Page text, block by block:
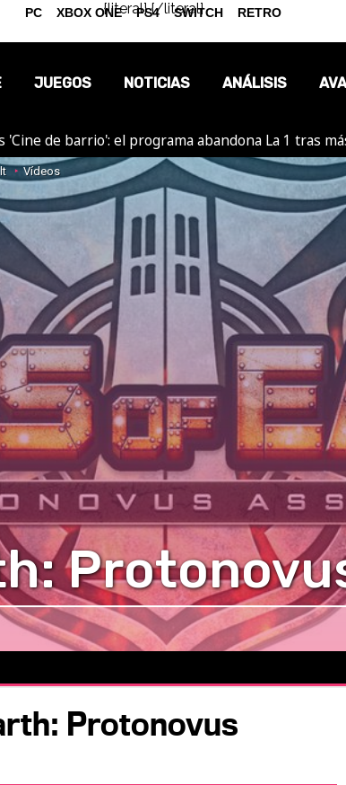
{literal}{/literal}
JUEGOS NOTICIAS
OPINIÓN
REPORTAJES
ANÁLISIS
'Cine de barrio': el programa abandona La 1 tras
Vídeos
Protonovus
PC XBOX ONE PS4 SWITCH RETRO